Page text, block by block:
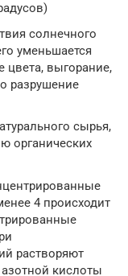
солнечного
уменьшается
цвета, выгорание,
разрушение
сырья,
органических
4 происходит
растворяют
кислоты